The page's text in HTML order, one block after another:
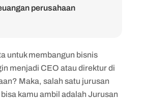
perusahaan
untuk membangun bisnis
menjadi CEO atau direktur di
Maka, salah satu jurusan
kamu ambil adalah Jurusan